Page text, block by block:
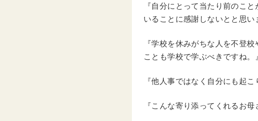
『自分にとって当たり前のこ
いることに感謝しないとと思い
『学校を休みがちな人を不登
ことも学校で学ぶべきですね。』
『他人事ではなく自分にも起
『こんな寄り添ってくれるお